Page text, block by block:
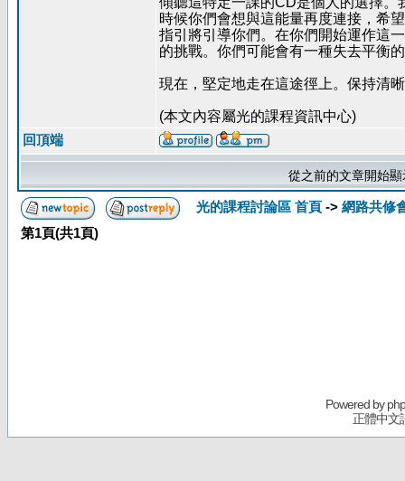
時候你們會想與這能量再度連接，希
指引將引導你們。在你們開始運作這
的挑戰。你們可能會有一種失去平衡
現在，堅定地走在這途徑上。保持清
(本文內容屬光的課程資訊中心)
回頂端
從之前的文章開始
光的課程討論區 首頁 -> 網路共修
第1頁(共1頁)
Powered by
正體中文